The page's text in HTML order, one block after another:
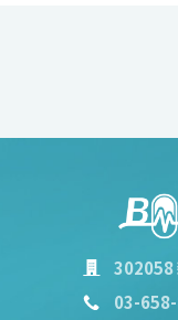
302058
03-